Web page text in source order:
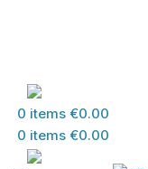
0 items €0.00
0 items €0.00